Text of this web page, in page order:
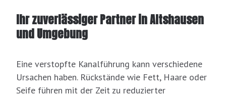
Ihr zuverlässiger Partner in Altshausen
und Umgebung
Eine verstopfte Kanalführung kann verschiedene
Ursachen haben. Rückstände wie Fett, Haare oder
Seife führen mit der Zeit zu reduzierter